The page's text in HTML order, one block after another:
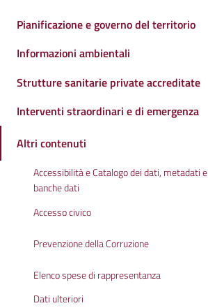
Pianificazione e governo del territorio
Informazioni ambientali
Strutture sanitarie private accreditate
Interventi straordinari e di emergenza
Altri contenuti
Accessibilità e Catalogo dei dati, metadati e
banche dati
Accesso civico
Prevenzione della Corruzione
Elenco spese di rappresentanza
Dati ulteriori